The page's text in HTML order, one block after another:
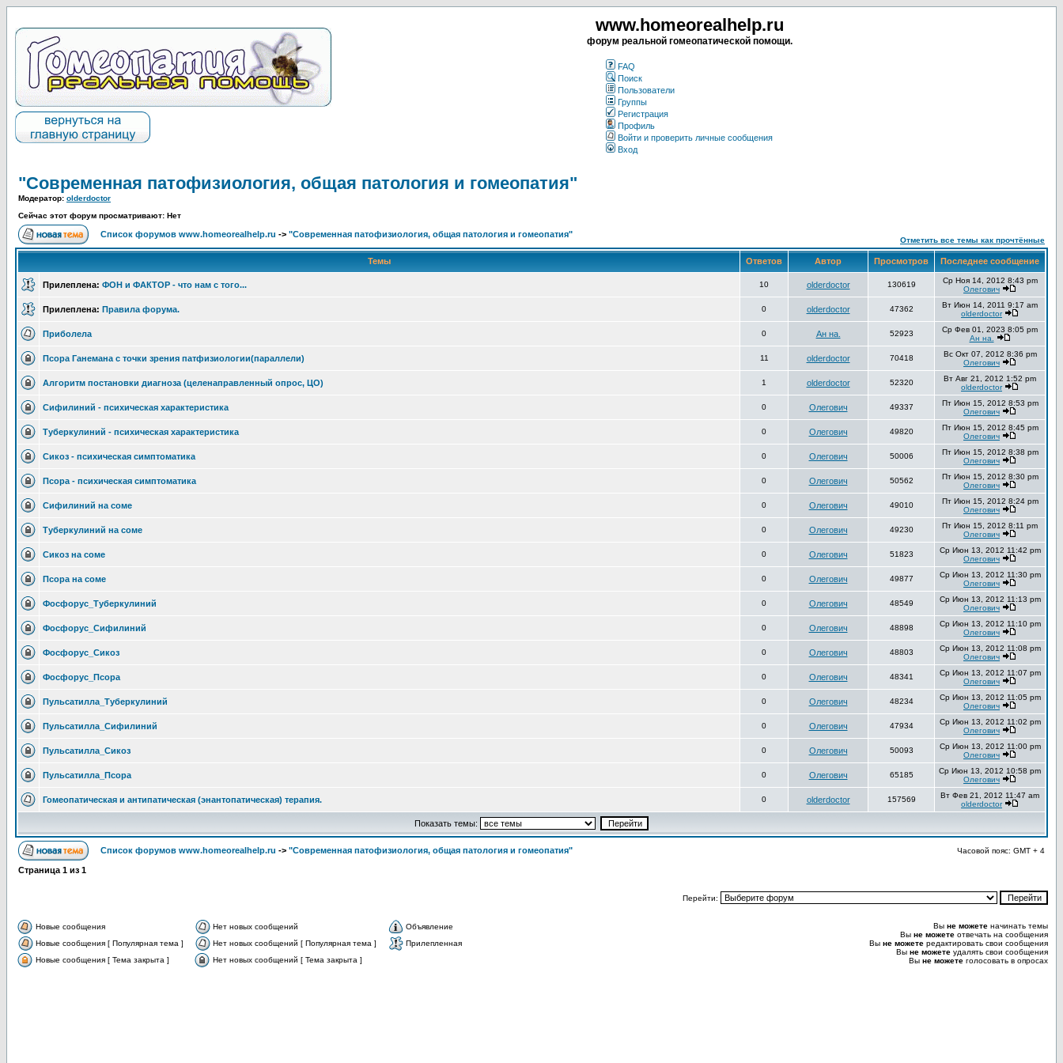
www.homeorealhelp.ru
форум реальной гомеопатической помощи.
FAQ
Поиск
Пользователи
Группы
Регистрация
Профиль
Войти и проверить личные сообщения
Вход
"Современная патофизиология, общая патология и гомеопатия"
Модератор: olderdoctor
Сейчас этот форум просматривают: Нет
Список форумов www.homeorealhelp.ru -> "Современная патофизиология, общая патология и гомеопатия"
Отметить все темы как прочтённые
Темы Ответов Автор Просмотров Последнее сообщение
Прилеплена: ФОН и ФАКТОР - что нам с того... 10 olderdoctor 130619
Ср Ноя 14, 2012 8:43 pm
Олегович
Прилеплена: Правила форума. 0 olderdoctor 47362
Вт Июн 14, 2011 9:17 am
olderdoctor
Приболела 0 Ан на. 52923
Ср Фев 01, 2023 8:05 pm
Ан на.
Псора Ганемана с точки зрения патфизиологии(параллели) 11 olderdoctor 70418
Вс Окт 07, 2012 8:36 pm
Олегович
Алгоритм постановки диагноза (целенаправленный опрос, ЦО) 1 olderdoctor 52320
Вт Авг 21, 2012 1:52 pm
olderdoctor
Сифилиний - психическая характеристика 0 Олегович 49337
Пт Июн 15, 2012 8:53 pm
Олегович
Туберкулиний - психическая характеристика 0 Олегович 49820
Пт Июн 15, 2012 8:45 pm
Олегович
Сикоз - психическая симптоматика 0 Олегович 50006
Пт Июн 15, 2012 8:38 pm
Олегович
Псора - психическая симптоматика 0 Олегович 50562
Пт Июн 15, 2012 8:30 pm
Олегович
Сифилиний на соме 0 Олегович 49010
Пт Июн 15, 2012 8:24 pm
Олегович
Туберкулиний на соме 0 Олегович 49230
Пт Июн 15, 2012 8:11 pm
Олегович
Сикоз на соме 0 Олегович 51823
Ср Июн 13, 2012 11:42 pm
Олегович
Псора на соме 0 Олегович 49877
Ср Июн 13, 2012 11:30 pm
Олегович
Фосфорус_Туберкулиний 0 Олегович 48549
Ср Июн 13, 2012 11:13 pm
Олегович
Фосфорус_Сифилиний 0 Олегович 48898
Ср Июн 13, 2012 11:10 pm
Олегович
Фосфорус_Сикоз 0 Олегович 48803
Ср Июн 13, 2012 11:08 pm
Олегович
Фосфорус_Псора 0 Олегович 48341
Ср Июн 13, 2012 11:07 pm
Олегович
Пульсатилла_Туберкулиний 0 Олегович 48234
Ср Июн 13, 2012 11:05 pm
Олегович
Пульсатилла_Сифилиний 0 Олегович 47934
Ср Июн 13, 2012 11:02 pm
Олегович
Пульсатилла_Сикоз 0 Олегович 50093
Ср Июн 13, 2012 11:00 pm
Олегович
Пульсатилла_Псора 0 Олегович 65185
Ср Июн 13, 2012 10:58 pm
Олегович
Гомеопатическая и антипатическая (энантопатическая) терапия. 0 olderdoctor 157569
Вт Фев 21, 2012 11:47 am
olderdoctor
Показать темы:
Список форумов www.homeorealhelp.ru -> "Современная патофизиология, общая патология и гомеопатия" Часовой пояс: GMT + 4
Страница 1 из 1
Перейти:
Новые сообщения Нет новых сообщений
Объявление
Новые сообщения [ Популярная тема ]
Нет новых сообщений [ Популярная тема ]
Прилепленная
Новые сообщения [ Тема закрыта ]
Нет новых сообщений [ Тема закрыта ]
Вы не можете начинать темы
Вы не можете отвечать на сообщения
Вы не можете редактировать свои сообщения
Вы не можете удалять свои сообщения
Вы не можете голосовать в опросах